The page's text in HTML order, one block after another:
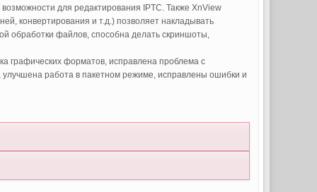
для редактирования IPTC. Также XnView
конвертирования и т.д.) позволяет накладывать
обработки файлов, способна делать скриншоты,
графических форматов, исправлена проблема с
работа в пакетном режиме, исправлены ошибки и